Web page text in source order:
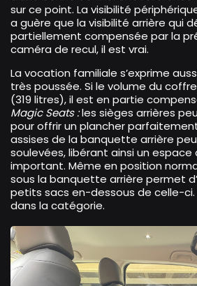
sur ce point. La visibilité
a guère que la visibilité arrière qui
partiellement compensée par la
caméra de recul, il est vrai.
La vocation familiale s’exprime
très poussée. Si le volume du
(319 litres), il est en partie
Magic Seats :les sièges arrières
pour offrir un plancher
assises de la banquette arrière
soulevées, libérant ainsi un
important. Même en position
sous la banquette arrière permet
petits sacs en-dessous de celle-ci.
dans la catégorie.